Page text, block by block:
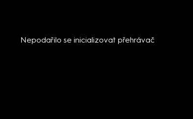
Nepodařilo se inicializovat přehrávač